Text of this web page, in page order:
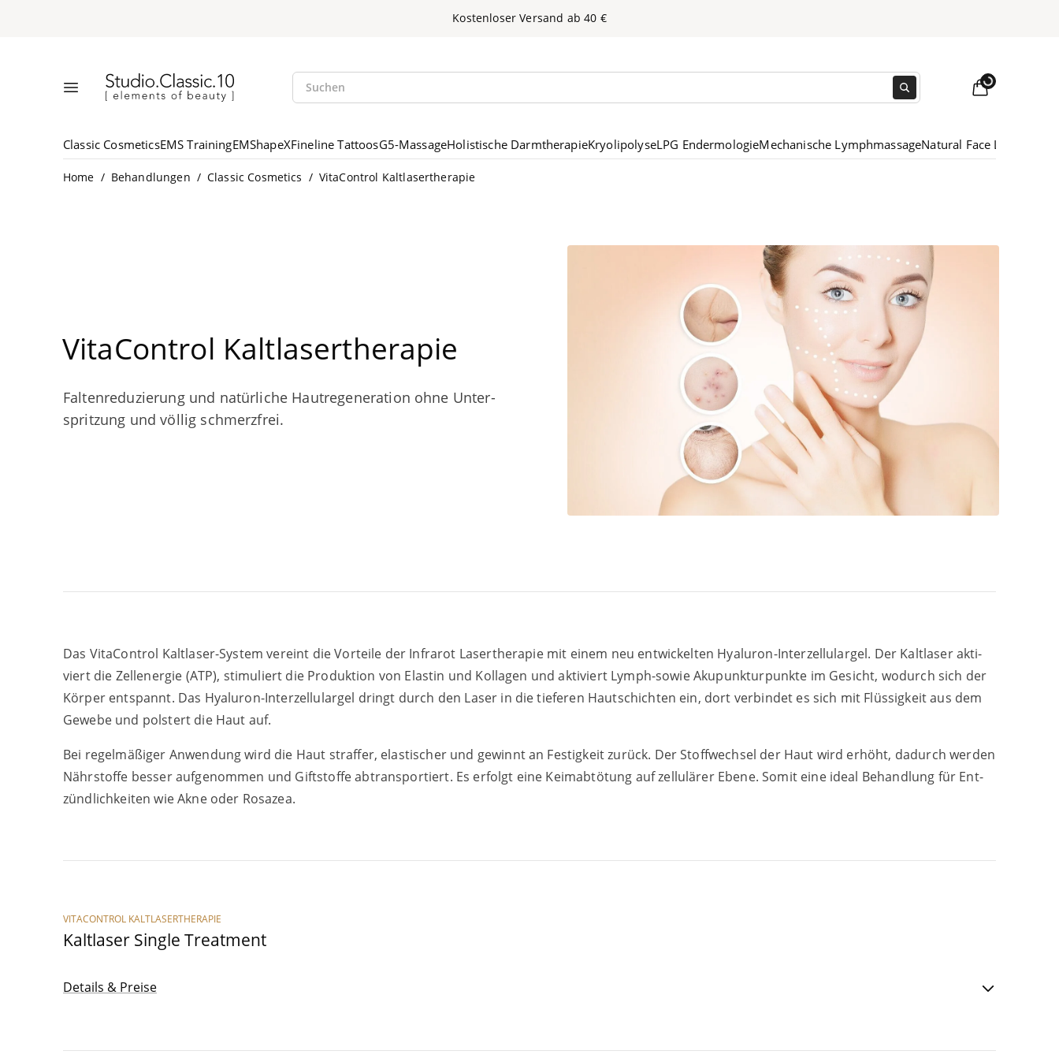
Kos­ten­lo­ser Ver­sand ab40 €
Menü öffnen
Studio.Classic.10 Suchen
Suche öffnen Loading...
Classic CosmeticsEMS TrainingEMShapeXFineline TattoosG5-MassageHolistische DarmtherapieKryolipolyseLPG EndermologieMechanische LymphmassageNatural Face Lift
Home / Behandlungen / Classic Cosmetics / VitaControl Kaltlasertherapie
Vita­Con­trol Kaltlasertherapie
Fal­ten­re­du­zie­rung und natür­li­che Haut­re­ge­ne­ra­ti­on ohne Unter­
sprit­zung und völ­lig schmerzfrei.
Das Vita­Con­trol Kalt­la­ser-Sys­tem ver­eint die Vor­tei­le der Infra­rot Laser­the­ra­pie mit einem neu ent­wi­ckel­ten Hyalu­ron-Inter­zel­lu­lar­gel. Der Kalt­la­ser akti­
viert die Zell­ener­gie (ATP), sti­mu­liert die Pro­duk­ti­on von Elas­tin und Kol­la­gen und akti­viert Lymph-sowie Aku­punk­tur­punk­te im Gesicht, wodurch sich der
Kör­per ent­spannt. Das Hyalu­ron-Inter­zel­lu­lar­gel dringt durch den Laser in die tie­fe­ren Haut­schich­ten ein, dort ver­bin­det es sich mit Flüs­sig­keit aus dem
Gewe­be und pols­tert die Haut auf.
Bei regel­mä­ßi­ger Anwen­dung wird die Haut straf­fer, elas­ti­scher und gewinnt an Fes­tig­keit zurück. Der Stoff­wech­sel der Haut wird erhöht, dadurch wer­den
Nähr­stof­fe bes­ser auf­ge­nom­men und Gift­stof­fe abtrans­por­tiert. Es erfolgt eine Keim­ab­tö­tung auf zel­lu­lä­rer Ebe­ne. Somit eine ide­al Behand­lung für Ent­
zünd­lich­kei­ten wie Akne oder Rosazea.
VITACONTROL KALTLASERTHERAPIE
Kalt­la­ser Sin­gle Treatment
Details & Preise